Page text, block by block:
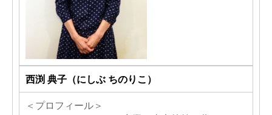
西渕 典子（にしぶ ちのりこ）
＜プロフィール＞